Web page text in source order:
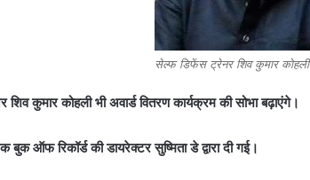
सेल्फ डिफेंस ट्रेनर शिव कुमार कोहली
कुमार कोहली भी अवार्ड वितरण कार्यक्रम की सोभा बढ़ाएंगे।
बुक ऑफ रिकॉर्ड की डायरेक्टर सुष्मिता डे द्वारा दी गई।